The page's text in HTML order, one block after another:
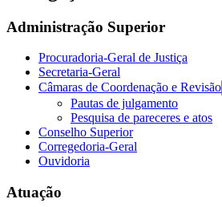
screen
help
navigate
interact
content.
Administração Superior
Procuradoria-Geral de Justiça
Secretaria-Geral
Câmaras de Coordenação e Revisão
Pautas de julgamento
Pesquisa de pareceres e atos
Conselho Superior
Corregedoria-Geral
Ouvidoria
Atuação